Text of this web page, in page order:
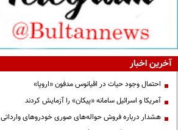
آخرین اخبار
احتمال وجود حیات در اقیانوس مدفون «اروپا»
آمریکا و اسرائیل سامانه «پیکان» را آزمایش کردند
هشدار درباره فروش حواله‌های صوری خودروهای وارداتی